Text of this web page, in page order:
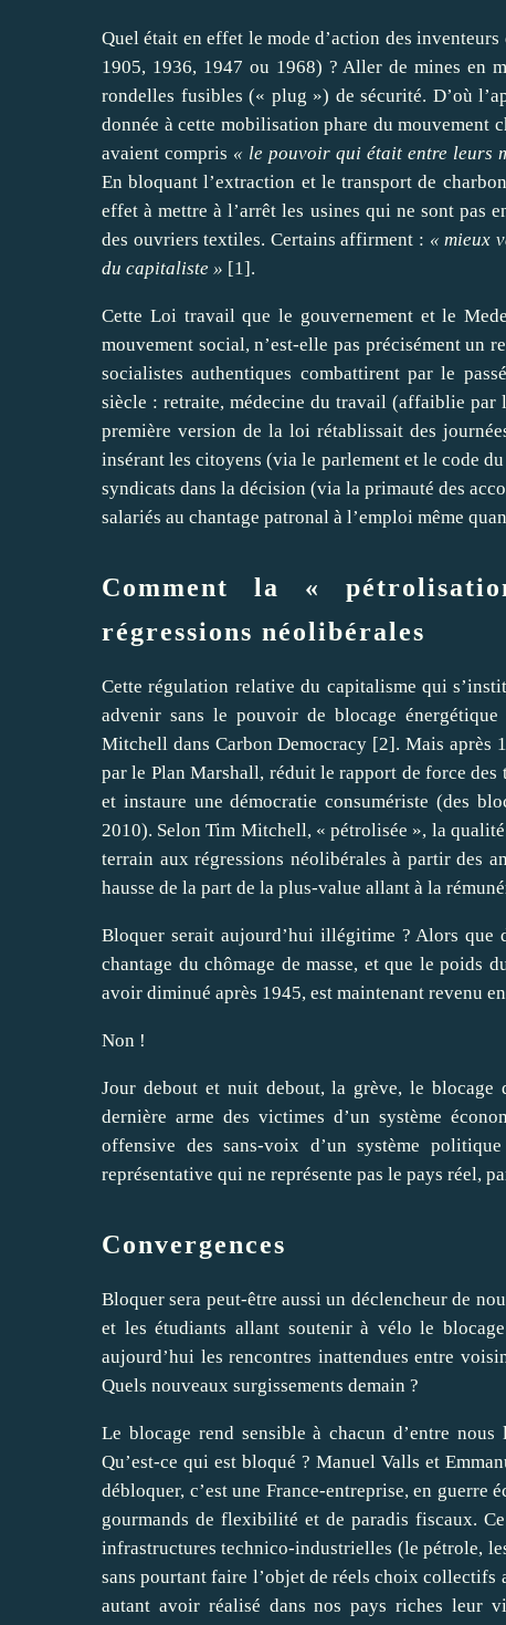
Quel était en effet le mode d’action des
1905, 1936, 1947 ou 1968) ? Aller de mines en
rondelles fusibles (« plug ») de sécurité. D’où
donnée à cette mobilisation phare du mouvement
avaient compris « le pouvoir qui était entre leurs
En bloquant l’extraction et le transport de
effet à mettre à l’arrêt les usines qui ne sont pas
des ouvriers textiles. Certains affirment : « mieux
du capitaliste » [1] .
Cette Loi travail que le gouvernement et le
mouvement social, n’est-elle pas précisément un
socialistes authentiques combattirent par le
siècle : retraite, médecine du travail (affaiblie
première version de la loi rétablissait des
insérant les citoyens (via le parlement et le code
syndicats dans la décision (via la primauté des
salariés au chantage patronal à l’emploi même
Comment la «
régressions néolibérales
Cette régulation relative du capitalisme qui
advenir sans le pouvoir de blocage
Mitchell dans Carbon Democracy [2] . Mais après
par le Plan Marshall, réduit le rapport de force
et instaure une démocratie consumériste (des
2010). Selon Tim Mitchell, « pétrolisée », la
terrain aux régressions néolibérales à partir des
hausse de la part de la plus-value allant à la
Bloquer serait aujourd’hui illégitime ? Alors que
chantage du chômage de masse, et que le poids
avoir diminué après 1945, est maintenant revenu
Non !
Jour debout et nuit debout, la grève, le blocage
dernière arme des victimes d’un système
offensive des sans-voix d’un système
représentative qui ne représente pas le pays réel,
Convergences
Bloquer sera peut-être aussi un déclencheur de
et les étudiants allant soutenir à vélo le
aujourd’hui les rencontres inattendues entre
Quels nouveaux surgissements demain ?
Le blocage rend sensible à chacun d’entre
Qu’est-ce qui est bloqué ? Manuel Valls et
débloquer, c’est une France-entreprise, en guerre
gourmands de flexibilité et de paradis fiscaux.
infrastructures technico-industrielles (le pétrole,
sans pourtant faire l’objet de réels choix collectifs
autant avoir réalisé dans nos pays riches leur